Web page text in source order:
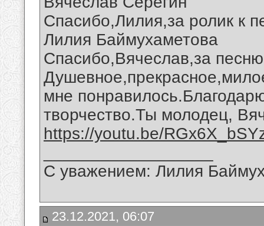
Спасибо,Лилия,за ролик к
Лилия Баймухаметова
Спасибо,Вячеслав,за
мне
творчество.Ты молодец,
https://youtu.be/
С уважением: Лилия
23.12.2021, 06:07